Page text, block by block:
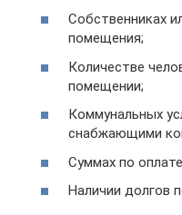
Собственниках
помещения;
Количестве
помещении;
Коммунальных
снабжающими
Суммах по
Наличии долгов